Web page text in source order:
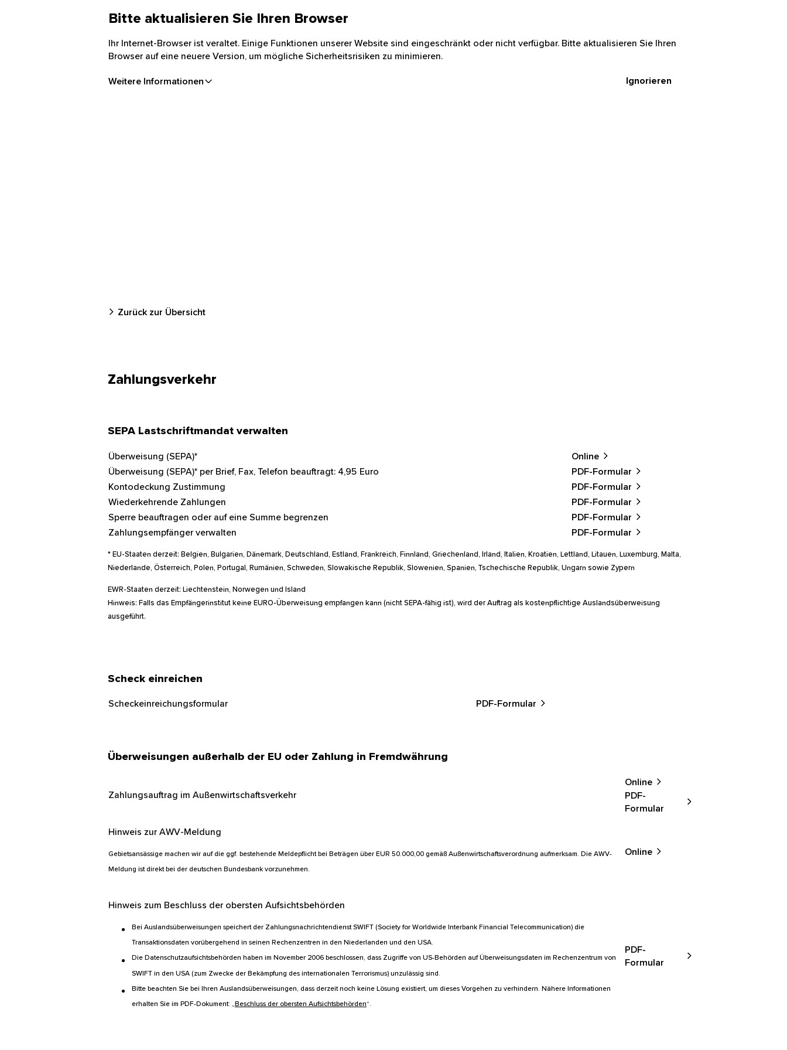
Bitte aktualisieren Sie Ihren Browser
Ihr Internet-Browser ist veraltet. Einige Funktionen unserer Website sind eingeschränkt oder nicht verfügbar. Bitte aktualisieren Sie Ihren
Browser auf eine neuere Version, um mögliche Sicherheitsrisiken zu minimieren.
Weitere Informationen Ignorieren
Zurück zur Übersicht
Zahlungsverkehr
SEPA Lastschriftmandat verwalten
Überweisung (SEPA)*
Online
Überweisung (SEPA)* per Brief, Fax, Telefon beauftragt: 4,95 Euro
PDF-Formular
Kontodeckung Zustimmung
PDF-Formular
Wiederkehrende Zahlungen
PDF-Formular
Sperre beauftragen oder auf eine Summe begrenzen
PDF-Formular
Zahlungsempfänger verwalten
PDF-Formular
* EU-Staaten derzeit: Belgien, Bulgarien, Dänemark, Deutschland, Estland, Frankreich, Finnland, Griechenland, Irland, Italien, Kroatien, Lettland, Litauen, Luxemburg, Malta,
Niederlande, Österreich, Polen, Portugal, Rumänien, Schweden, Slowakische Republik, Slowenien, Spanien, Tschechische Republik, Ungarn sowie Zypern
EWR-Staaten derzeit: Liechtenstein, Norwegen und Island
Hinweis: Falls das Empfängerinstitut keine EURO-Überweisung empfangen kann (nicht SEPA-fähig ist), wird der Auftrag als kostenpflichtige Auslandsüberweisung
ausgeführt.
Scheck einreichen
Scheckeinreichungsformular PDF-Formular
Überweisungen außerhalb der EU oder Zahlung in Fremdwährung
Zahlungsauftrag im Außenwirtschaftsverkehr
Online
PDF-
Formular
Hinweis zur AWV-Meldung
Gebietsansässige machen wir auf die ggf. bestehende Meldepflicht bei Beträgen über EUR 50.000,00 gemäß Außenwirtschaftsverordnung aufmerksam. Die AWV-
Meldung ist direkt bei der deutschen Bundesbank vorzunehmen.
Online
Hinweis zum Beschluss der obersten Aufsichtsbehörden
Bei Auslandsüberweisungen speichert der Zahlungsnachrichtendienst SWIFT (Society for Worldwide Interbank Financial Telecommunication) die
Transaktionsdaten vorübergehend in seinen Rechenzentren in den Niederlanden und den USA.
Die Datenschutzaufsichtsbehörden haben im November 2006 beschlossen, dass Zugriffe von US-Behörden auf Überweisungsdaten im Rechenzentrum von
SWIFT in den USA (zum Zwecke der Bekämpfung des internationalen Terrorismus) unzulässig sind.
Bitte beachten Sie bei Ihren Auslandsüberweisungen, dass derzeit noch keine Lösung existiert, um dieses Vorgehen zu verhindern. Nähere Informationen
erhalten Sie im PDF-Dokument: „ Beschluss der obersten Aufsichtsbehörden“.
PDF-
Formular